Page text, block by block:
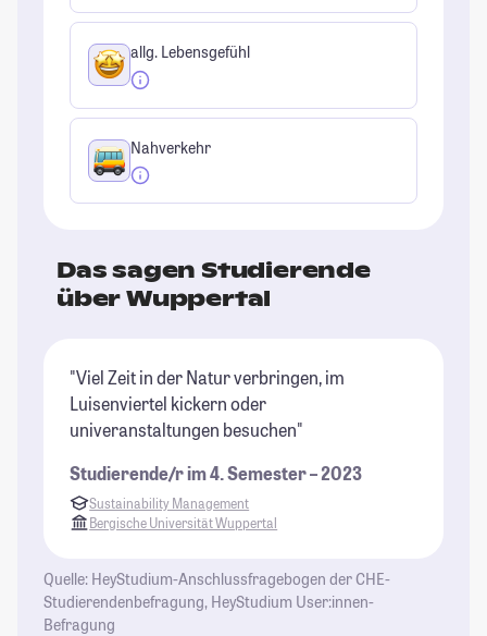
allg. Lebensgefühl
Nahverkehr
Das sagen Studierende
über Wuppertal
"Viel Zeit in der Natur verbringen, im
Luisenviertel kickern oder
univeranstaltungen besuchen"
Studierende/r im 4. Semester – 2023
Sustainability Management
Bergische Universität Wuppertal
Quelle: HeyStudium-Anschlussfragebogen der CHE-
Studierendenbefragung, HeyStudium User:innen-
Befragung